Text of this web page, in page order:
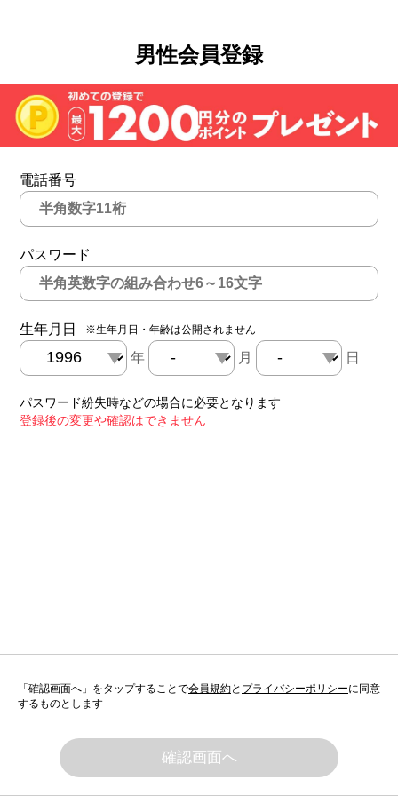
男性会員登録
電話番号
パスワード
生年月日 ※生年月日・年齢は公開されません
年 月 日
パスワード紛失時などの場合に必要となります
登録後の変更や確認はできません
「確認画面へ」をタップすることで会員規約と プライバシーポリシーに同意
するものとします
確認画面へ